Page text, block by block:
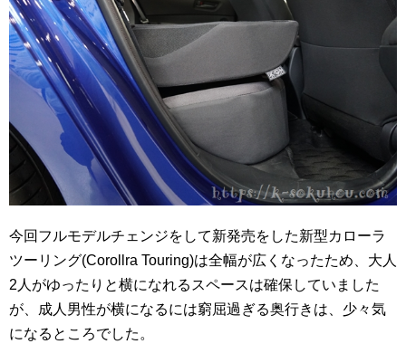
今回フルモデルチェンジをして新発売をした新型カローラ
ツーリング(Corollra Touring)は全幅が広くなったため、大人
2人がゆったりと横になれるスペースは確保していました
が、成人男性が横になるには窮屈過ぎる奥行きは、少々気
になるところでした。